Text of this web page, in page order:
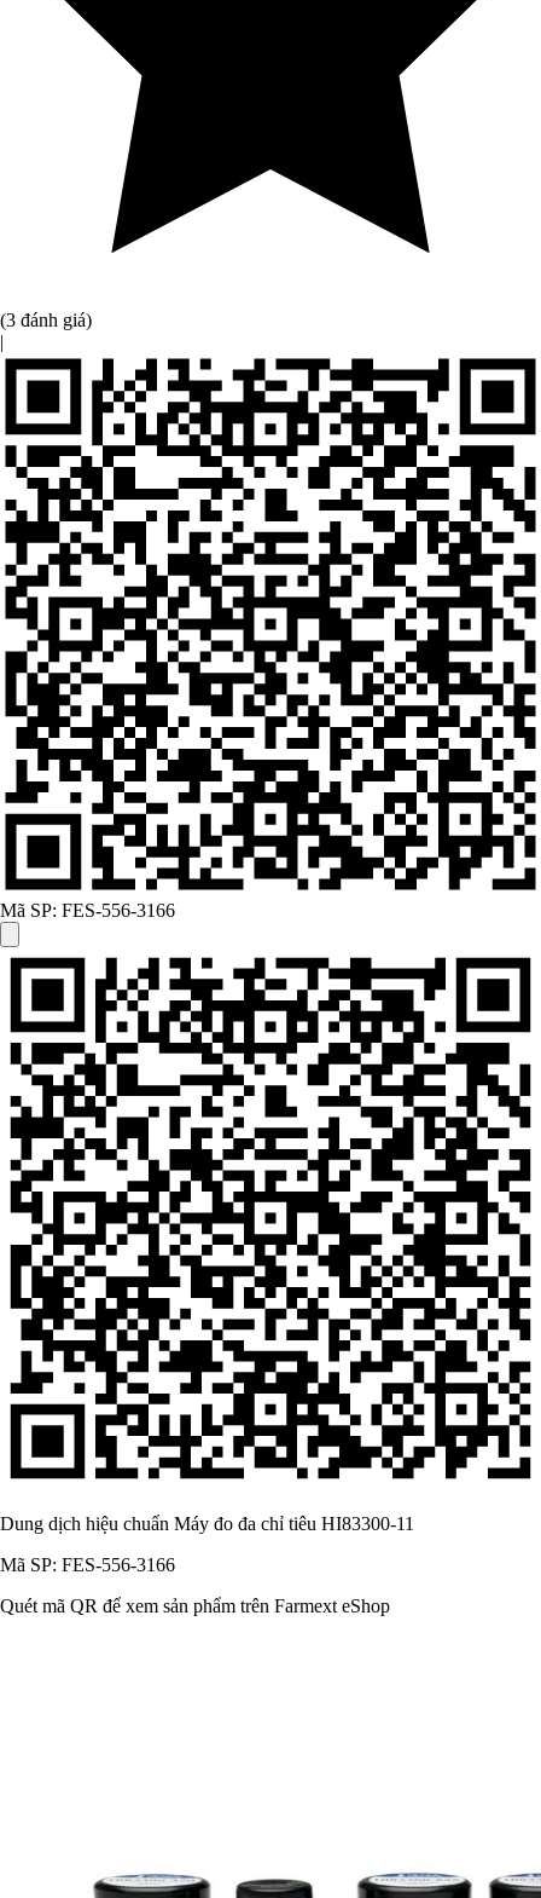
(3 đánh giá)
|
Mã SP: FES-556-3166
Dung dịch hiệu chuẩn Máy đo đa chỉ tiêu HI83300-11
Mã SP: FES-556-3166
Quét mã QR để xem sản phẩm trên Farmext eShop